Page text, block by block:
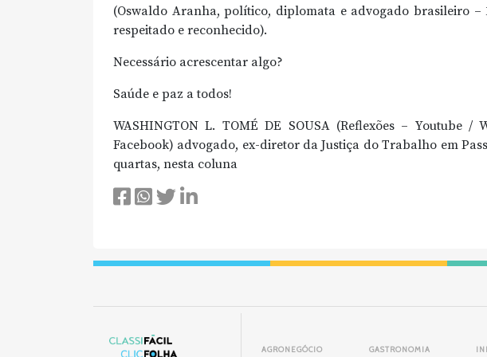
(Oswaldo Aranha, político, diplomata e advogado brasileiro –
respeitado e reconhecido).
Necessário acrescentar algo?
Saúde e paz a todos!
WASHINGTON L. TOMÉ DE SOUSA (Reflexões – Youtube /
Facebook) advogado, ex-diretor da Justiça do Trabalho em
quartas, nesta coluna
AGRONEGÓCIO GASTRONOMIA